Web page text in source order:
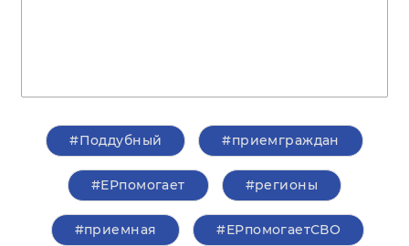
#Поддубный #приемграждан
#ЕРпомогает #регионы
#приемная #ЕРпомогаетСВО